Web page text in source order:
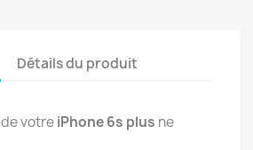
Détails du produit
de votreiPhone 6s plus ne